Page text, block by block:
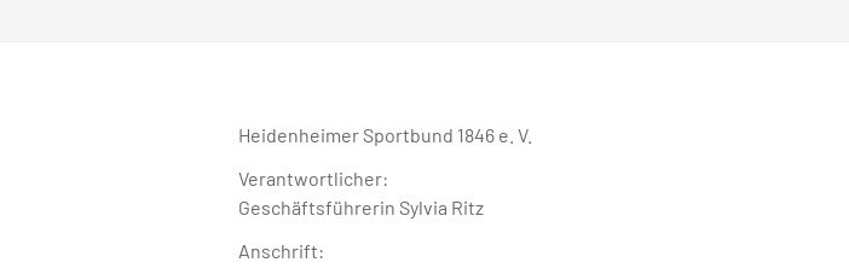
Heidenheimer Sportbund 1846 e. V.
Verantwortlicher:
Geschäftsführerin Sylvia Ritz
Anschrift: